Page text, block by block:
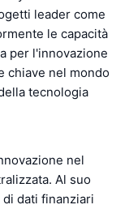
leader come
le capacità
per l'innovazione
chiave nel mondo
tecnologia
nel
Al suo
di dati finanziari